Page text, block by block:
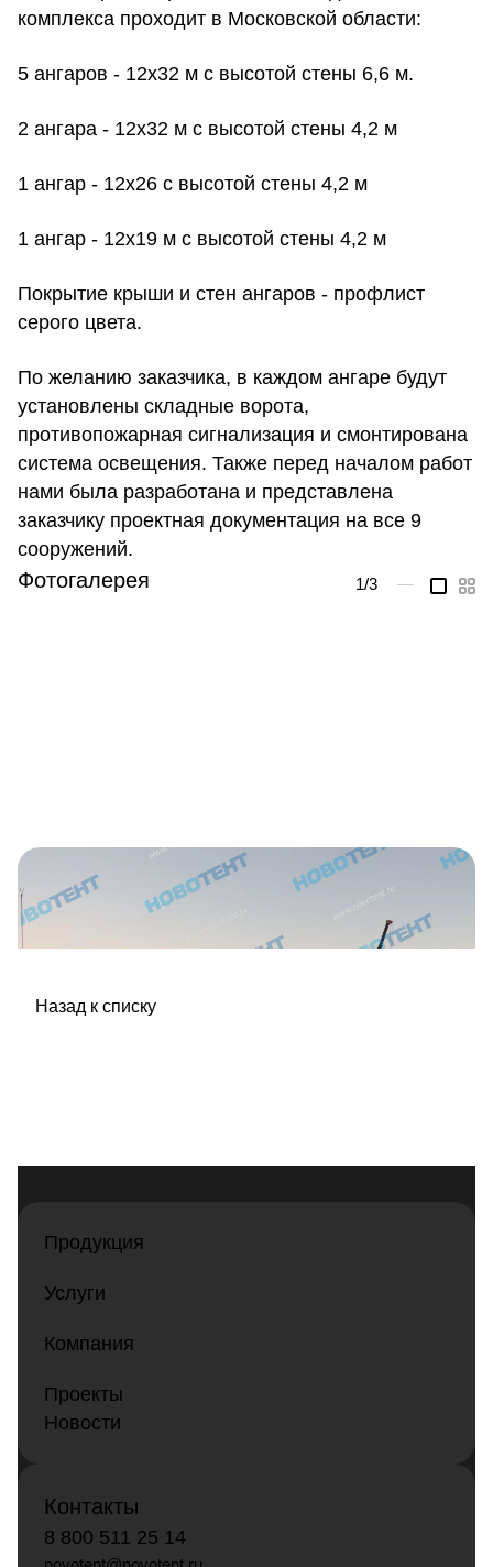
комплекса проходит в Московской области:
5 ангаров - 12х32 м с высотой стены 6,6 м.
2 ангара - 12х32 м с высотой стены 4,2 м
1 ангар - 12х26 с высотой стены 4,2 м
1 ангар - 12х19 м с высотой стены 4,2 м
Покрытие крыши и стен ангаров - профлист
серого цвета.
По желанию заказчика, в каждом ангаре будут
установлены складные ворота,
противопожарная сигнализация и смонтирована
система освещения. Также перед началом работ
нами была разработана и представлена
заказчику проектная документация на все 9
сооружений.
Фотогалерея 1/3 —
Назад к списку
Продукция
Услуги
Компания
Проекты
Новости
Контакты
8 800 511 25 14